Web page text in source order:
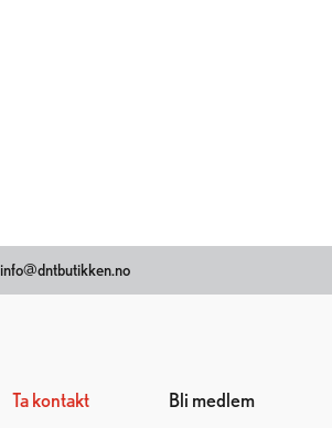
info@dntbutikken.no
Ta kontakt Bli medlem